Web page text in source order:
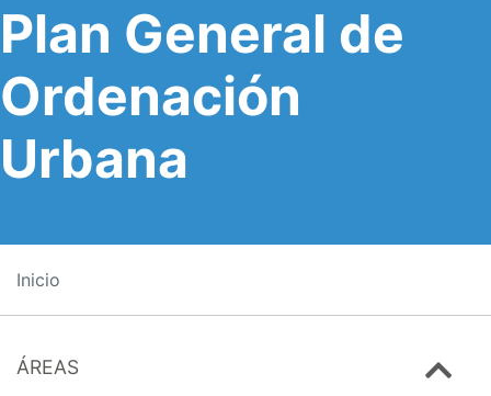
Plan General de
Ordenación
Urbana
Inicio
ÁREAS